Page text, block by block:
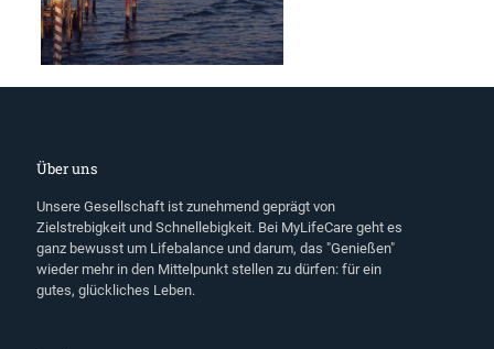
Über uns
Unsere Gesellschaft ist zunehmend geprägt von
Zielstrebigkeit und Schnellebigkeit. Bei MyLifeCare geht es
ganz bewusst um Lifebalance und darum, das "Genießen"
wieder mehr in den Mittelpunkt stellen zu dürfen: für ein
gutes, glückliches Leben.